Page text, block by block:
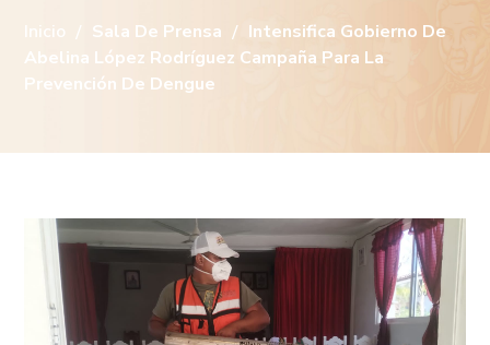
Inicio Sala De Prensa
Intensifica Gobierno De
Abelina López Rodríguez Campaña Para La
Prevención De Dengue